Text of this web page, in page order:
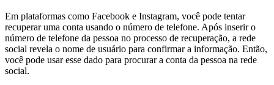
Em plataformas como Facebook e Instagram, você pode tentar
recuperar uma conta usando o número de telefone. Após inserir o
número de telefone da pessoa no processo de recuperação, a rede
social revela o nome de usuário para confirmar a informação. Então,
você pode usar esse dado para procurar a conta da pessoa na rede
social.